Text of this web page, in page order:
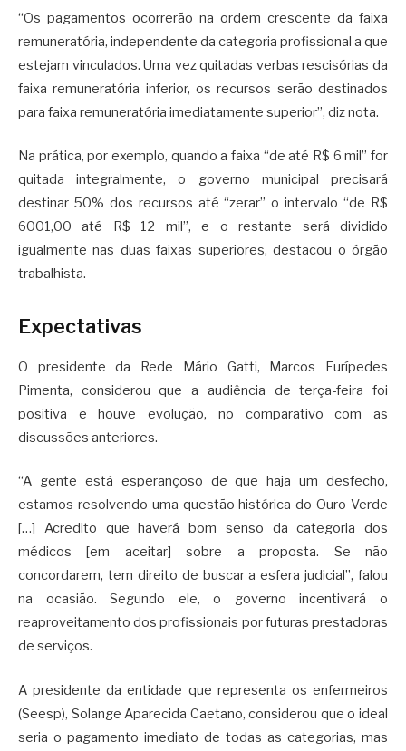
“Os pagamentos ocorrerão na ordem crescente da faixa
remuneratória, independente da categoria profissional a que
estejam vinculados. Uma vez quitadas verbas rescisórias da
faixa remuneratória inferior, os recursos serão destinados
para faixa remuneratória imediatamente superior”, diz nota.
Na prática, por exemplo, quando a faixa “de até R$ 6 mil” for
quitada integralmente, o governo municipal precisará
destinar 50% dos recursos até “zerar” o intervalo “de R$
6001,00 até R$ 12 mil”, e o restante será dividido
igualmente nas duas faixas superiores, destacou o órgão
trabalhista.
Expectativas
O presidente da Rede Mário Gatti, Marcos Eurípedes
Pimenta, considerou que a audiência de terça-feira foi
positiva e houve evolução, no comparativo com as
discussões anteriores.
“A gente está esperançoso de que haja um desfecho,
estamos resolvendo uma questão histórica do Ouro Verde
[…] Acredito que haverá bom senso da categoria dos
médicos [em aceitar] sobre a proposta. Se não
concordarem, tem direito de buscar a esfera judicial”, falou
na ocasião. Segundo ele, o governo incentivará o
reaproveitamento dos profissionais por futuras prestadoras
de serviços.
A presidente da entidade que representa os enfermeiros
(Seesp), Solange Aparecida Caetano, considerou que o ideal
seria o pagamento imediato de todas as categorias, mas